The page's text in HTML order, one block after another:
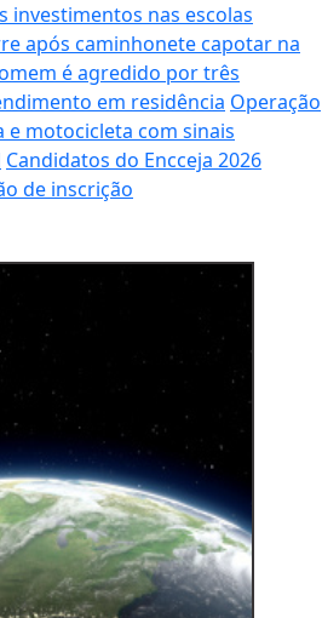
investimentos nas escolas
após caminhonete capotar na
é agredido por três
em residência Operação
e motocicleta com sinais
Candidatos do Encceja 2026
de inscrição